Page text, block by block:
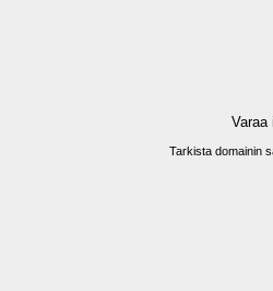
Varaa
Tarkista domainin